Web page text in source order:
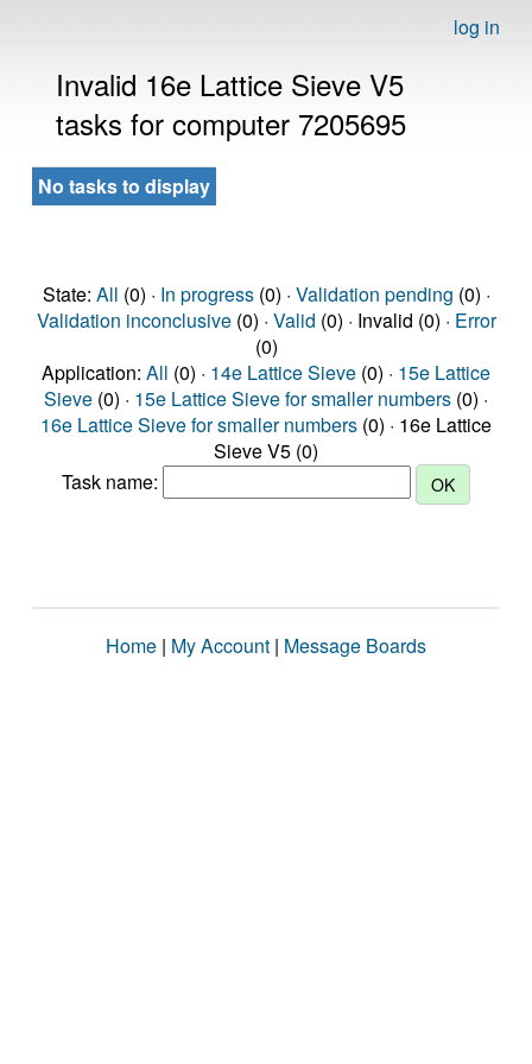
log in
Invalid 16e Lattice Sieve V5
tasks for computer 7205695
No tasks to display
State: All (0) · In progress(0) · Validation pending (0) ·
Validation inconclusive(0) · Valid (0) · Invalid (0) · Error
(0)
Application: All (0) · 14e Lattice Sieve (0) · 15e Lattice
Sieve (0) · 15e Lattice Sieve for smaller numbers (0) ·
16e Lattice Sieve for smaller numbers (0) · 16e Lattice
Sieve V5 (0)
Task name:
Home | My Account | Message Boards